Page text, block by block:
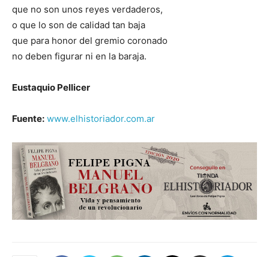
que no son unos reyes verdaderos,
o que lo son de calidad tan baja
que para honor del gremio coronado
no deben figurar ni en la baraja.
Eustaquio Pellicer
Fuente: www.elhistoriador.com.ar